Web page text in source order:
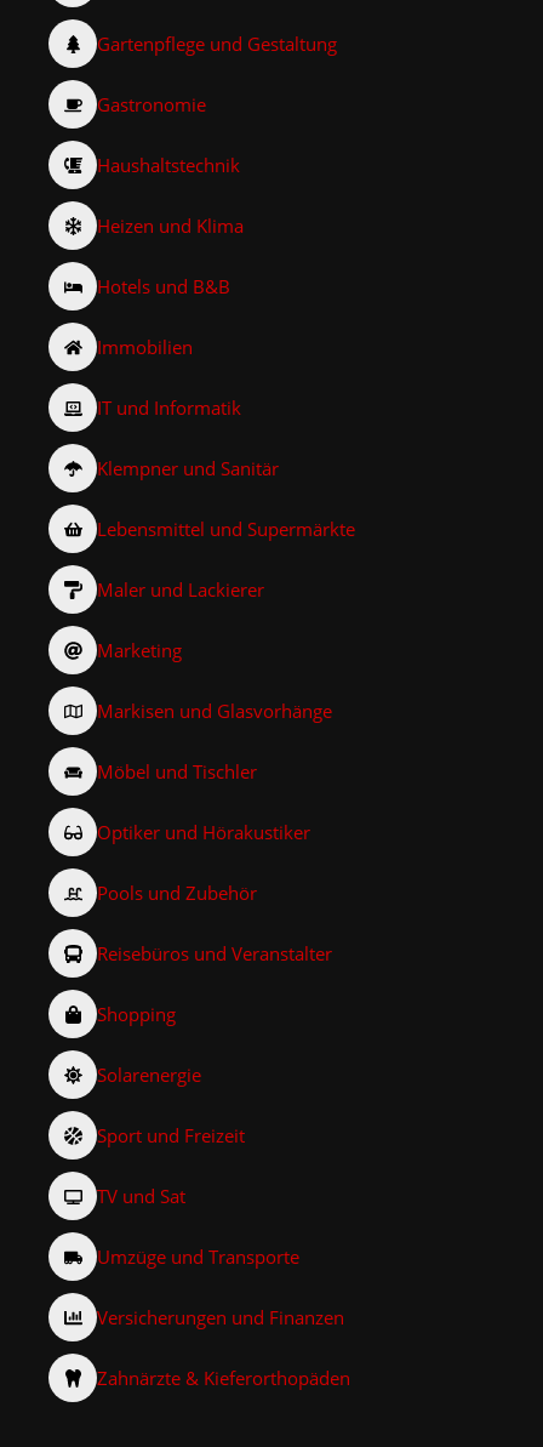
Gartenpflege und Gestaltung
Gastronomie
Haushaltstechnik
Heizen und Klima
Hotels und B&B
Immobilien
IT und Informatik
Klempner und Sanitär
Lebensmittel und Supermärkte
Maler und Lackierer
Marketing
Markisen und Glasvorhänge
Möbel und Tischler
Optiker und Hörakustiker
Pools und Zubehör
Reisebüros und Veranstalter
Shopping
Solarenergie
Sport und Freizeit
TV und Sat
Umzüge und Transporte
Versicherungen und Finanzen
Zahnärzte & Kieferorthopäden